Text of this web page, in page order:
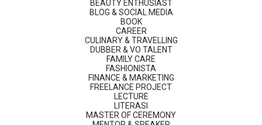
BEAUTY ENTHUSIAST
BLOG & SOCIAL MEDIA
BOOK
CAREER
CULINARY & TRAVELLING
DUBBER & VO TALENT
FAMILY CARE
FASHIONISTA
FINANCE & MARKETING
FREELANCE PROJECT
LECTURE
LITERASI
MASTER OF CEREMONY